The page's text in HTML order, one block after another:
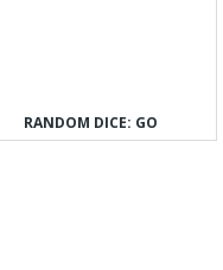
RANDOM DICE: GO